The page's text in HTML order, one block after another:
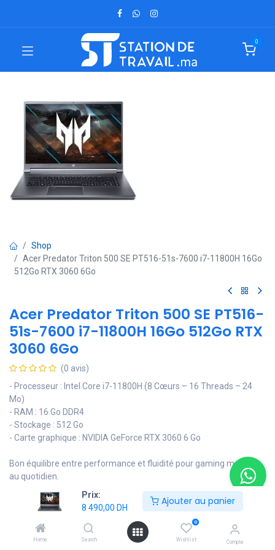
Prix:
8 490,00 DH
Ajouter au panier
Home Search
0
Wishlist Compte
0
Shop
Acer Predator Triton 500 SE PT516-51s-7600 i7-11800H 16Go
512Go RTX 3060 6Go
Acer Predator Triton 500 SE PT516-
51s-7600 i7-11800H 16Go 512Go RTX
3060 6Go
(0 avis)
- Processeur : Intel Core i7-11800H (8 Cœurs – 16 Threads – 24
Mo)
- RAM : 16 Go DDR4
- Stockage : 512 Go
- Carte graphique : NVIDIA GeForce RTX 3060 6 Go
Bon équilibre entre performance et fluidité pour gaming moderne
au quotidien.
8 490,00 DH
Ajouter au panier